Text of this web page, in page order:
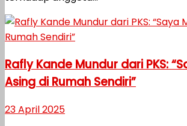
Rafly Kande Mundur dari PKS:
Asing di Rumah Sendiri”
23 April 2025